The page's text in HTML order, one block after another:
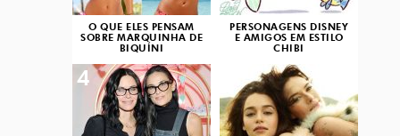
O QUE ELES PENSAM
SOBRE MARQUINHA DE
BIQUÍNI
PERSONAGENS DISNEY
E AMIGOS EM ESTILO
CHIBI
4